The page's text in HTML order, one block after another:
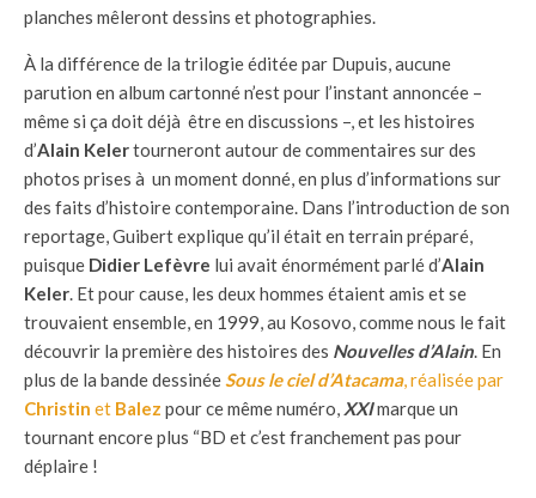
planches mêleront dessins et photographies.
À la différence de la trilogie éditée par Dupuis, aucune
parution en album cartonné n’est pour l’instant annoncée –
même si ça doit déjà être en discussions –, et les histoires
d’Alain Kelertourneront autour de commentaires sur des
photos prises à un moment donné, en plus d’informations sur
des faits d’histoire contemporaine. Dans l’introduction de son
reportage, Guibert explique qu’il était en terrain préparé,
puisque Didier Lefèvre lui avait énormément parlé d’Alain
Keler. Et pour cause, les deux hommes étaient amis et se
trouvaient ensemble, en 1999, au Kosovo, comme nous le fait
découvrir la première des histoires des Nouvelles d’Alain. En
plus de la bande dessinéeSous le ciel d’Atacama, réalisée par
Christin et Balez pour ce même numéro, XXImarque un
tournant encore plus “BD et c’est franchement pas pour
déplaire !